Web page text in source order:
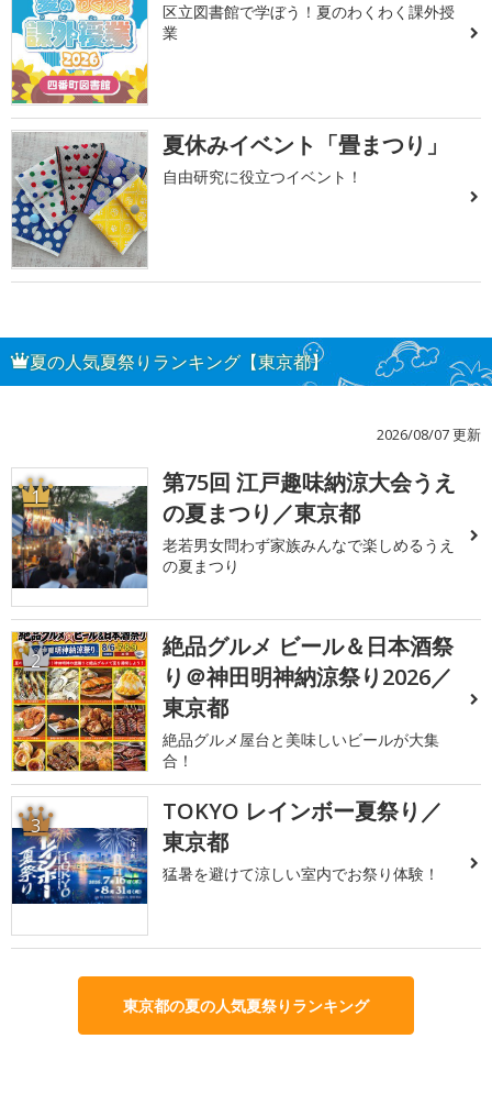
区立図書館で学ぼう！夏のわくわく課外授
業
夏休みイベント「畳まつり」
自由研究に役立つイベント！
夏の人気夏祭りランキング【東京都】
2026/08/07 更新
1
第75回 江戸趣味納涼大会うえ
の夏まつり／東京都
老若男女問わず家族みんなで楽しめるうえ
の夏まつり
2
絶品グルメ ビール＆日本酒祭
り＠神田明神納涼祭り2026／
東京都
絶品グルメ屋台と美味しいビールが大集
合！
3
TOKYO レインボー夏祭り／
東京都
猛暑を避けて涼しい室内でお祭り体験！
東京都の夏の人気夏祭りランキング